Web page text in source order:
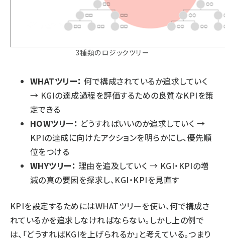
3種類のロジックツリー
WHATツリー： 何で構成されているか追求していく
→ KGIの達成過程を評価するための良質なKPIを策
定できる
HOWツリー： どうすればいいのか追求していく →
KPIの達成に向けたアクションを明らかにし、優先順
位をつける
WHYツリー： 理由を追及していく → KGI・KPIの増
減の真の要因を探求し、KGI・KPIを見直す
KPIを設定するためにはWHATツリーを使い、何で構成さ
れているかを追求しなければならない。しかし上の例で
は、「どうすればKGIを上げられるか」と考えている。つまり